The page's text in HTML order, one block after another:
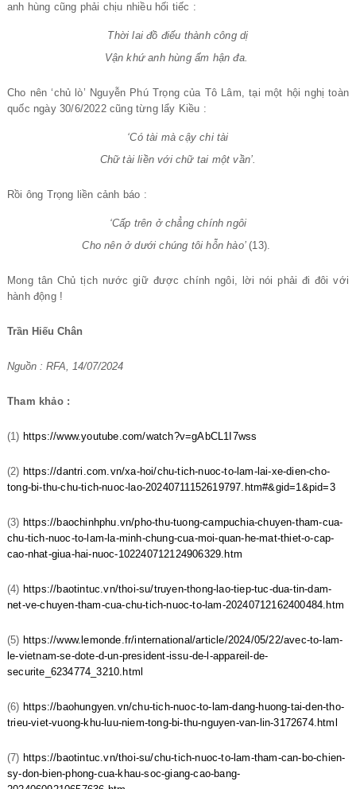
anh hùng cũng phải chịu nhiều hối tiếc :
Thời lai đồ điếu thành công dị
Vận khứ anh hùng ẩm hận đa.
Cho nên ‘chủ lò’ Nguyễn Phú Trọng của Tô Lâm, tại một hội nghị toàn
quốc ngày 30/6/2022 cũng từng lẩy Kiều :
‘Có tài mà cậy chi tài
Chữ tài liền với chữ tai một vần’.
Rồi ông Trọng liền cảnh báo :
‘Cấp trên ở chẳng chính ngôi
Cho nên ở dưới chúng tôi hỗn hào’(13).
Mong tân Chủ tịch nước giữ được chính ngôi, lời nói phải đi đôi với
hành động !
Trần Hiếu Chân
Nguồn : RFA, 14/07/2024
Tham khảo :
(1) https://www.youtube.com/watch?v=gAbCL1I7wss
(2) https://dantri.com.vn/xa-hoi/chu-tich-nuoc-to-lam-lai-xe-dien-cho-
tong-bi-thu-chu-tich-nuoc-lao-20240711152619797.htm#&gid=1&pid=3
(3) https://baochinhphu.vn/pho-thu-tuong-campuchia-chuyen-tham-cua-
chu-tich-nuoc-to-lam-la-minh-chung-cua-moi-quan-he-mat-thiet-o-cap-
cao-nhat-giua-hai-nuoc-102240712124906329.htm
(4) https://baotintuc.vn/thoi-su/truyen-thong-lao-tiep-tuc-dua-tin-dam-
net-ve-chuyen-tham-cua-chu-tich-nuoc-to-lam-20240712162400484.htm
(5) https://www.lemonde.fr/international/article/2024/05/22/avec-to-lam-
le-vietnam-se-dote-d-un-president-issu-de-l-appareil-de-
securite_6234774_3210.html
(6) https://baohungyen.vn/chu-tich-nuoc-to-lam-dang-huong-tai-den-tho-
trieu-viet-vuong-khu-luu-niem-tong-bi-thu-nguyen-van-lin-3172674.html
(7) https://baotintuc.vn/thoi-su/chu-tich-nuoc-to-lam-tham-can-bo-chien-
sy-don-bien-phong-cua-khau-soc-giang-cao-bang-